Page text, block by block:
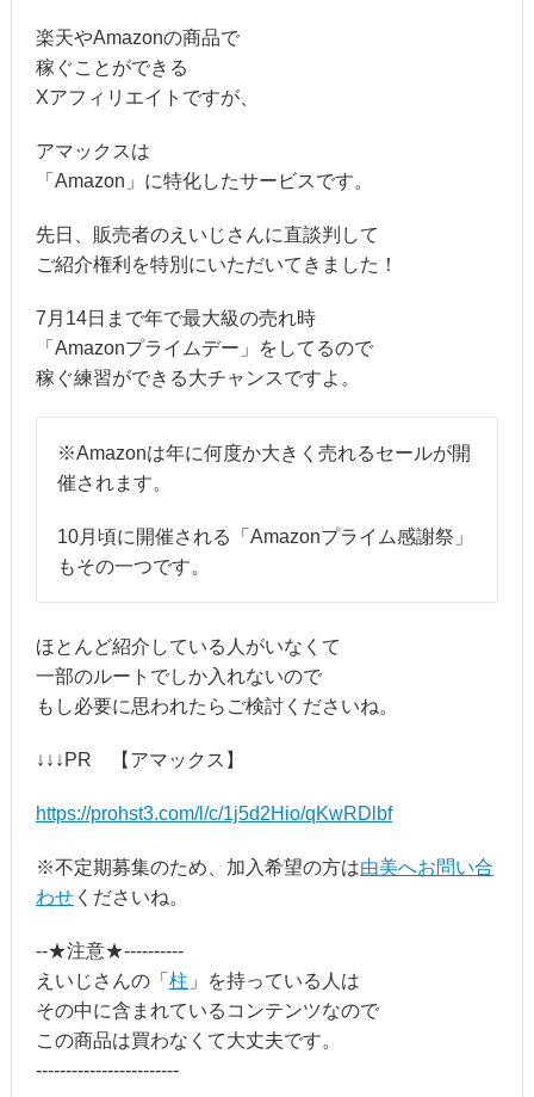
楽天やAmazonの商品で
稼ぐことができる
Xアフィリエイトですが、
アマックスは
「Amazon」に特化したサービスです。
先日、販売者のえいじさんに直談判して
ご紹介権利を特別にいただいてきました！
7月14日まで年で最大級の売れ時
「Amazonプライムデー」をしてるので
稼ぐ練習ができる大チャンスですよ。
※Amazonは年に何度か大きく売れるセールが開
催されます。
10月頃に開催される「Amazonプライム感謝祭」
もその一つです。
ほとんど紹介している人がいなくて
一部のルートでしか入れないので
もし必要に思われたらご検討くださいね。
↓↓↓PR 【アマックス】
https://prohst3.com/l/c/1j5d2Hio/qKwRDlbf
※不定期募集のため、加入希望の方は由美へお問い合
わせくださいね。
--★注意★----------
えいじさんの「 柱 」を持っている人は
その中に含まれているコンテンツなので
この商品は買わなくて大丈夫です。
------------------------